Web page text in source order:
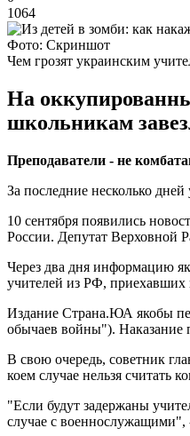
1064
Фото: Скриншот
Чем грозят украинским
На
школьникам
Преподаватели - не
За последние несколько
10 сентября появились
России. Депутат Верховной
Через два дня информацию
учителей из РФ, приехавших
Издание Страна.ЮА якобы
обычаев войны"). Наказание
В свою очередь, советник
коем случае нельзя считать
"Если будут задержаны
случае с военнослужащими",